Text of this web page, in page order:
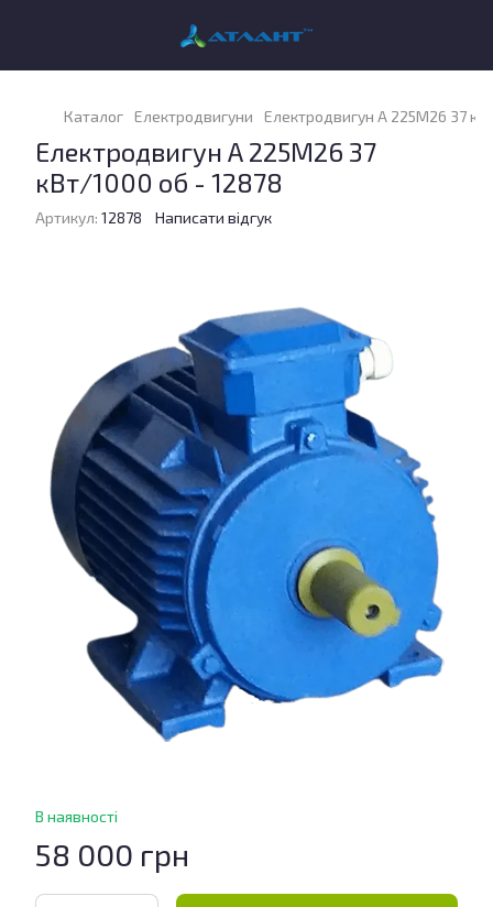
Каталог Електродвигуни Електродвигун А 225M26 37
Електродвигун А 225M26 37
кВт/1000 об - 12878
Артикул: 12878 Написати відгук
В наявності
58 000 грн